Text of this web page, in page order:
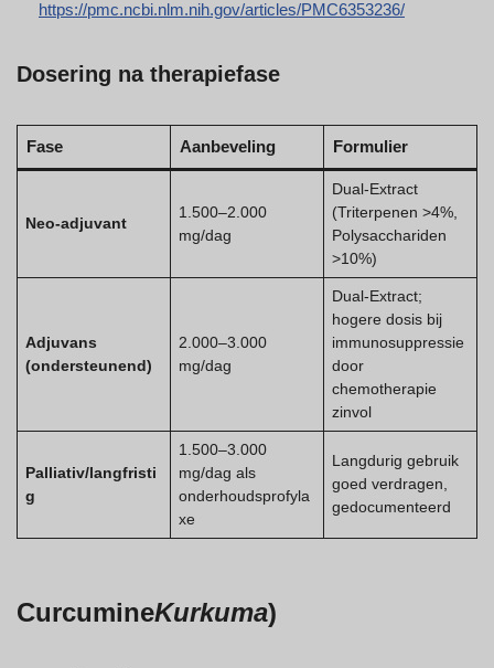
https://pmc.ncbi.nlm.nih.gov/articles/PMC6353236/
Dosering na therapiefase
Fase Aanbeveling Formulier
Neo-adjuvant
1.500–2.000
mg/dag
Dual-Extract
(Triterpenen >4%,
Polysacchariden
>10%)
Adjuvans
(ondersteunend)
2.000–3.000
mg/dag
Dual-Extract;
hogere dosis bij
immunosuppressie
door
chemotherapie
zinvol
Palliativ/langfristi
g
1.500–3.000
mg/dag als
onderhoudsprofyla
xe
Langdurig gebruik
goed verdragen,
gedocumenteerd
CurcumineKurkuma)